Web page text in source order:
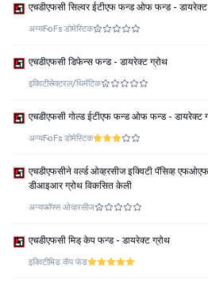
एचडीएफसी सिल्वर ईटीएफ फन्ड ओफ फन्ड - डायरेक्ट
अन्यFoFs डोमेस्टिक
एचडीएफसी डिफेन्स फन्ड - डायरेक्ट ग्रोथ
इक्विटीसेक्टरल/थिमॅटिक
एचडीएफसी गोल्ड ईटीएफ फन्ड ओफ फन्ड - डायरेक्ट
अन्यFoFs डोमेस्टिक
एचडीएफसीने वर्ल्ड ओव्हरसीज इक्विटी पॅसिव्ह
डीआइआर ग्रोथ विकसित केली
अन्यफॉफ्स ओव्हरसीज
एचडीएफसी मिड् केप फन्ड - डायरेक्ट ग्रोथ
इक्विटीमिड कॅप फंड